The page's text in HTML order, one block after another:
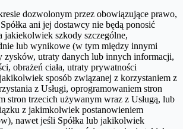
dozwolonym przez obowiązujące prawo,
ani jej dostawcy nie będą ponosić
jakiekolwiek szkody szczególne,
lub wynikowe (w tym między innymi
zysków, utraty danych lub innych informacji,
obrażeń ciała, utraty prywatności
sposób związanej z korzystaniem z
z Usługi, oprogramowaniem stron
stron trzecich używanym wraz z Usługą, lub
z jakimkolwiek postanowieniem
nawet jeśli Spółka lub jakikolwiek